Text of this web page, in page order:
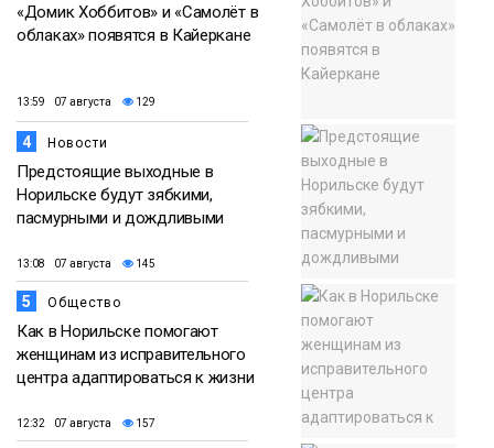
«Домик Хоббитов» и «Самолёт в
облаках» появятся в Кайеркане
13:59 07 августа 129
4 Новости
Предстоящие выходные в
Норильске будут зябкими,
пасмурными и дождливыми
13:08 07 августа 145
5 Общество
Как в Норильске помогают
женщинам из исправительного
центра адаптироваться к жизни
12:32 07 августа 157